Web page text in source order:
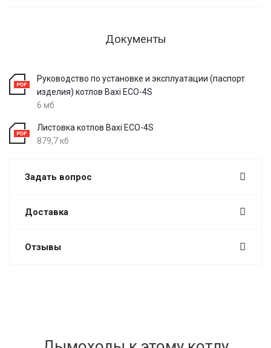
Документы
Руководство по установке и эксплуатации (паспорт
изделия) котлов Baxi ECO-4S
6 мб
Листовка котлов Baxi ECO-4S
879,7 кб
Задать вопрос
Доставка
Отзывы